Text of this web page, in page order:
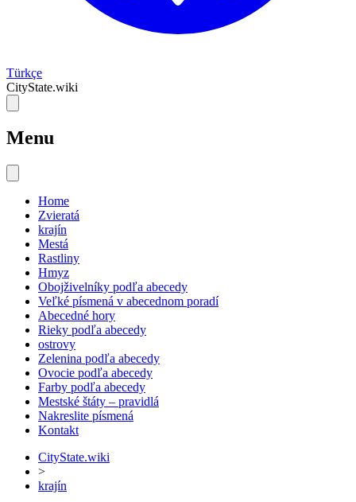
Türkçe
CityState.wiki
Menu
Home
Zvieratá
krajín
Mestá
Rastliny
Hmyz
Obojživelníky podľa abecedy
Veľké písmená v abecednom poradí
Abecedné hory
Rieky podľa abecedy
ostrovy
Zelenina podľa abecedy
Ovocie podľa abecedy
Farby podľa abecedy
Mestské štáty – pravidlá
Nakreslite písmená
Kontakt
CityState.wiki
>
krajín